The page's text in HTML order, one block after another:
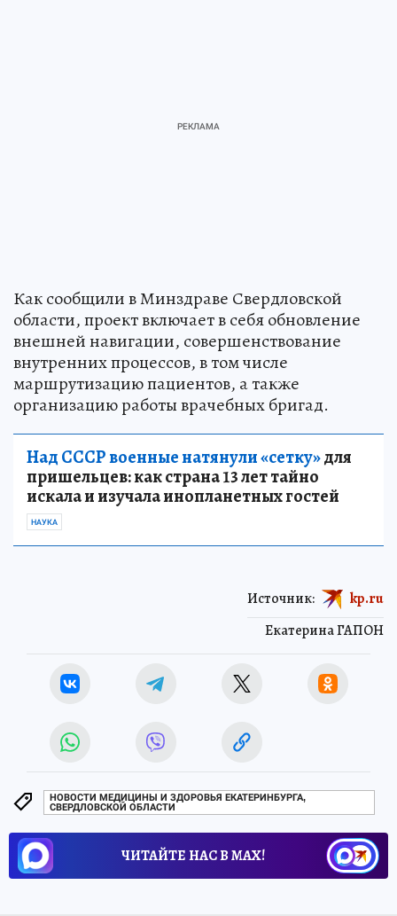
Как сообщили в Минздраве Свердловской
области, проект включает в себя обновление
внешней навигации, совершенствование
внутренних процессов, в том числе
маршрутизацию пациентов, а также
организацию работы врачебных бригад.
Над СССР военные натянули «сетку»для
пришельцев: как страна 13 лет тайно
искала и изучала инопланетных гостей
НАУКА
Екатерина ГАПОН
Источник: kp.ru
НОВОСТИ МЕДИЦИНЫ И ЗДОРОВЬЯ ЕКАТЕРИНБУРГА,
СВЕРДЛОВСКОЙ ОБЛАСТИ
ЧИТАЙТЕ НАС В МАХ!